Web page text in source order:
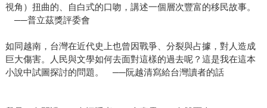
視角）扭曲的、自白式的口吻，講述一個層次豐富的移民故事。
──普立茲獎評委會
如同越南，台灣在近代史上也曾因戰爭、分裂與占據，對人造成
巨大傷害。人民與文學如何去面對這樣的過去呢？這是我在這本
小說中試圖探討的問題。 ──阮越清寫給台灣讀者的話